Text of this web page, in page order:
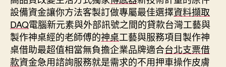
設備資金讓你方法客製訂做專屬最佳選擇資料擷取
DAQ電腦新元素與外部訊號之間的貸款台灣工藝與
製作神桌經的老師傅的神桌工藝與服務項目製作神
桌借助最超值相當無負擔企業品牌適合台北支票借
款資金急用諮詢服務就是需求的不用押車操作皮膚